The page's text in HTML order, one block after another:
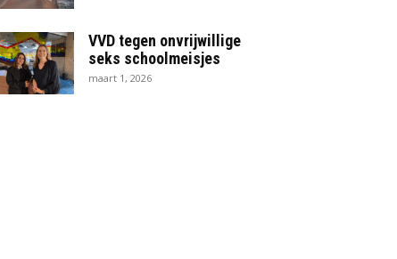
VVD tegen onvrijwillige
seks schoolmeisjes
maart 1, 2026